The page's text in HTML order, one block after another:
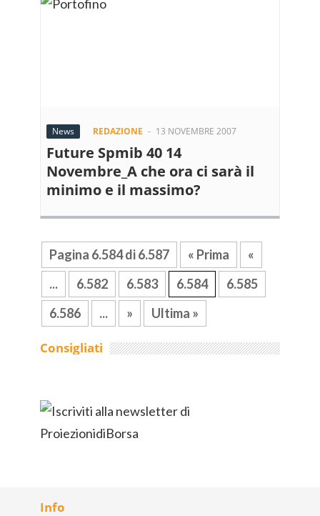
News REDAZIONE - 13 NOVEMBRE 2007
Future Spmib 40 14
Novembre_A che ora ci sarà il
minimo e il massimo?
Pagina 6.584 di 6.587 « Prima
«
...
6.582 6.583 6.584
6.585
6.586
... » Ultima »
Consigliati
Info